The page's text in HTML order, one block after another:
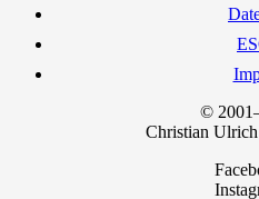
©
Chris­ti­an